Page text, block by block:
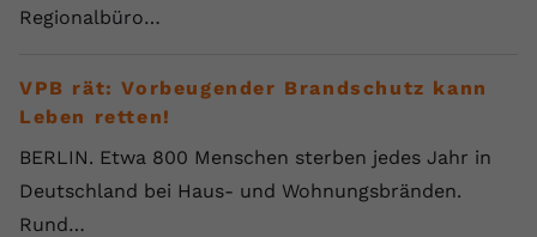
Regionalbüro…
VPB rät: Vorbeugender Brandschutz kann
Leben retten!
BERLIN. Etwa 800 Menschen sterben jedes Jahr in
Deutschland bei Haus- und Wohnungsbränden.
Rund…